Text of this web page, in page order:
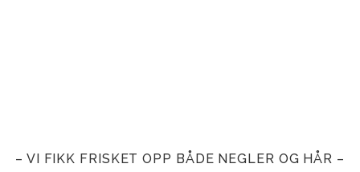
– VI FIKK FRISKET OPP BÅDE NEGLER OG HÅR –